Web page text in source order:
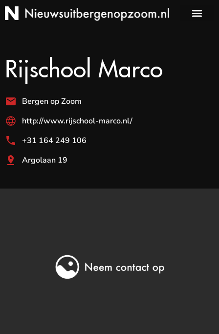
Rijschool Marco
Bergen op Zoom
http://www.rijschool-marco.nl/
+31 164 249 106
Argolaan 19